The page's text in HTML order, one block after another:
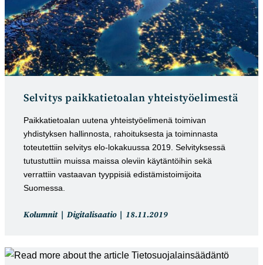
Selvitys paikkatietoalan yhteistyöelimestä
Paikkatietoalan uutena yhteistyöelimenä toimivan
yhdistyksen hallinnosta, rahoituksesta ja toiminnasta
toteutettiin selvitys elo-lokakuussa 2019. Selvityksessä
tutustuttiin muissa maissa oleviin käytäntöihin sekä
verrattiin vastaavan tyyppisiä edistämistoimijoita
Suomessa.
Artikkelin
Kolumnit Digitalisaatio
Artikkeli
18.11.2019